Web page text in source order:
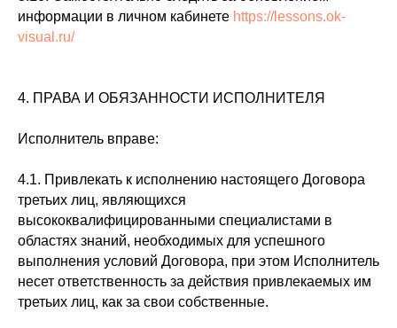
информации в личном кабинете https://lessons.ok-
visual.ru/
4. ПРАВА И ОБЯЗАННОСТИ ИСПОЛНИТЕЛЯ
Исполнитель вправе:
4.1. Привлекать к исполнению настоящего Договора
третьих лиц, являющихся
высококвалифицированными специалистами в
областях знаний, необходимых для успешного
выполнения условий Договора, при этом Исполнитель
несет ответственность за действия привлекаемых им
третьих лиц, как за свои собственные.